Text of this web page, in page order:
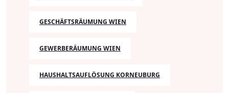
GESCHÄFTSRÄUMUNG WIEN
GEWERBERÄUMUNG WIEN
HAUSHALTSAUFLÖSUNG KORNEUBURG